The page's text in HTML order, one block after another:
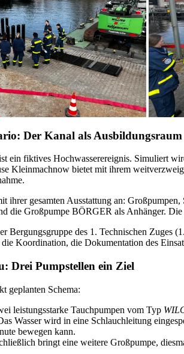
Der Kanal als Ausbildungsraum
ein fiktives Hochwasserereignis. Simuliert
Kleinmachnow bietet mit ihrem
ihrer gesamten Ausstattung an:
die Großpumpe BÖRGER als Anhänger.
Bergungsgruppe des 1. Technischen Zuges
Koordination, die Dokumentation des
Drei Pumpstellen ein Ziel
geplanten Schema:
leistungsstarke Tauchpumpen vom Typ
Wasser wird in eine Schlauchleitung
bewegen kann.
bringt eine weitere Großpumpe,